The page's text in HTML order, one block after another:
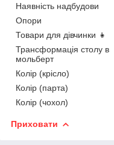
Наявність надбудови
Опори
Товари для дівчинки 👧
Трансформація столу в
мольберт
Колір (крісло)
Колір (парта)
Колір (чохол)
Приховати